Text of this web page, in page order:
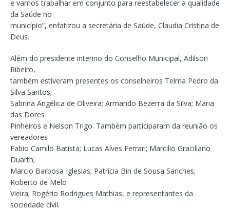
e vamos trabalhar em conjunto para reestabelecer a qualidade
da Saúde no
município”, enfatizou a secretária de Saúde, Claudia Cristina de
Deus.
Além do presidente interino do Conselho Municipal, Adilson
Ribeiro,
também estiveram presentes os conselheiros Telma Pedro da
Silva Santos;
Sabrina Angélica de Oliveira; Armando Bezerra da Silva; Maria
das Dores
Pinheiros e Nelson Trigo. Também participaram da reunião os
vereadores
Fabio Camilo Batista; Lucas Alves Ferrari; Marcilio Graciliano
Duarth;
Marcio Barbosa Iglesias; Patrícia Bin de Sousa Sanches;
Roberto de Melo
Vieira; Rogério Rodrigues Mathias, e representantes da
sociedade civil.